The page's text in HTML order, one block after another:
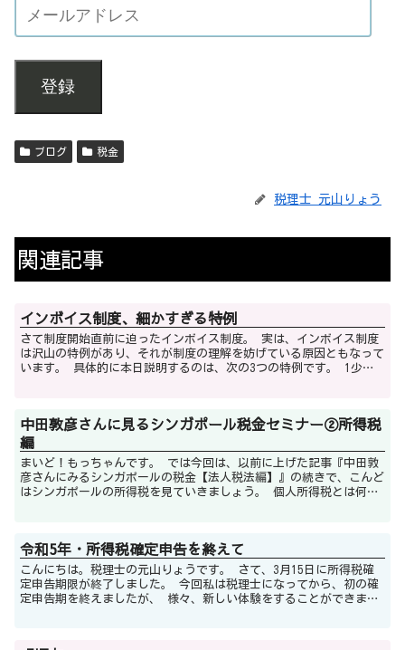
登録
ブログ 税金
税理士 元山りょう
関連記事
インボイス制度、細かすぎる特例
さて制度開始直前に迫ったインボイス制度。 実は、インボイス制度
は沢山の特例があり、それが制度の理解を妨げている原因ともなって
います。 具体的に本日説明するのは、次の3つの特例です。 1少額
中田敦彦さんに見るシンガポール税金セミナー②所得税
編
まいど！もっちゃんです。 では今回は、以前に上げた記事『中田敦
彦さんにみるシンガポールの税金【法人税法編】』の続きで、こんど
はシンガポールの所得税を見ていきましょう。 個人所得税とは何
令和5年・所得税確定申告を終えて
こんにちは。税理士の元山りょうです。 さて、3月15日に所得税確
定申告期限が終了しました。 今回私は税理士になってから、初の確
定申告期を終えましたが、 様々、新しい体験をすることができまし